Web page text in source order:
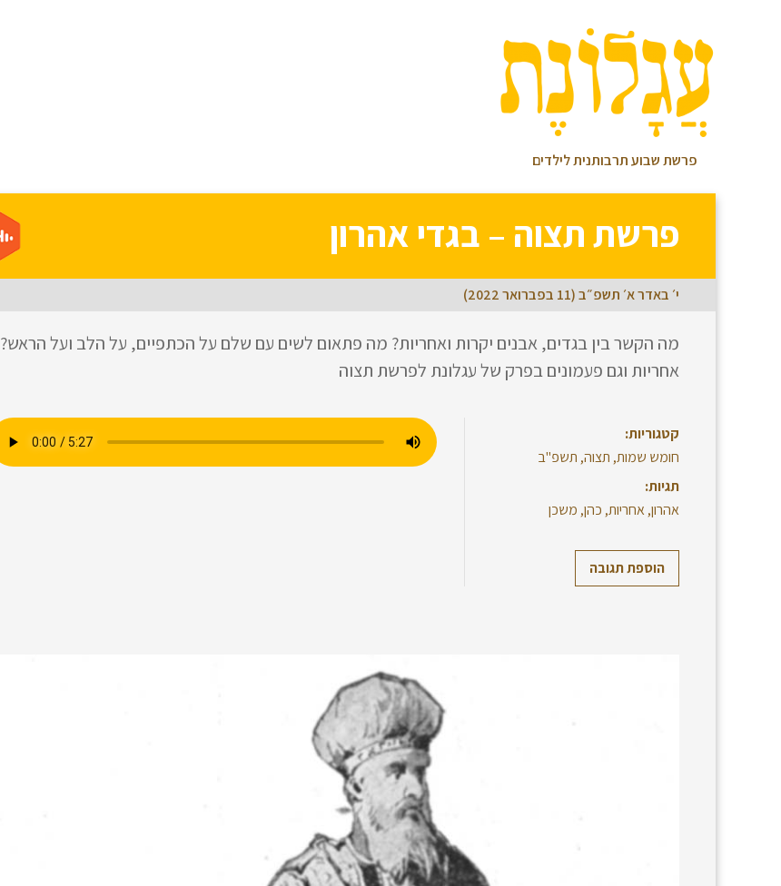
פרשת שבוע תרבותנית לילדים
כל
הפרשותפרשת תצוה – בגדי אהרון
י׳ באדר א׳ תשפ״ב (11 בפברואר 2022)
מה הקשר בין בגדים, אבנים יקרות ואחריות? מה פתאום לשים עם שלם על הכתפיים, על הלב ועל הראש?
אחריות וגם פעמונים בפרק של עגלונת לפרשת תצוה
קטגוריות:
חומש שמות, תצוה, תשפ"ב
תגיות:
אהרון,אחריות, כהן, משכן
הוספת תגובה